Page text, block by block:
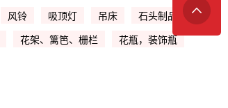
风铃 吸顶灯 吊床
石头制品
花架、篱笆、栅栏
花瓶，装饰瓶